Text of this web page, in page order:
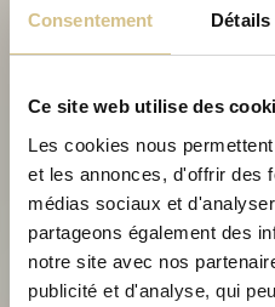
Consentement Détails
Ce site web utilise des
Les cookies nous
et les annonces, d'offrir des
médias sociaux et
partageons également des
notre site avec nos
publicité et d'analyse, qui